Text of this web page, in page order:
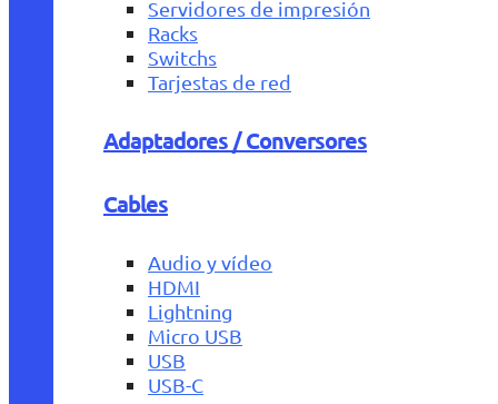
Servidores de impresión
Racks
Switchs
Tarjestas de red
Adaptadores / Conversores
Cables
Audio y vídeo
HDMI
Lightning
Micro USB
USB
USB-C